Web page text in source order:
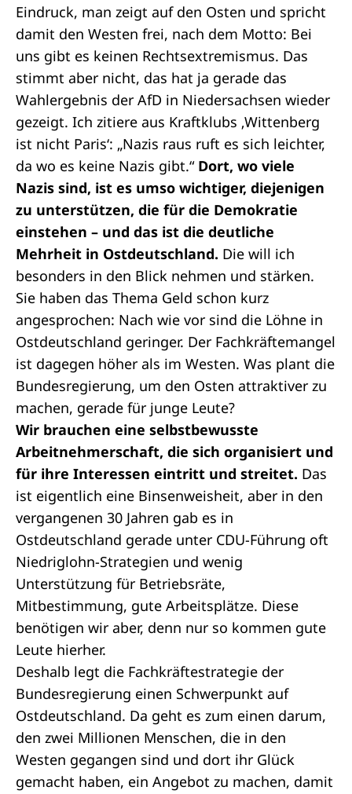
Eindruck, man zeigt auf den Osten und spricht
damit den Westen frei, nach dem Motto: Bei
uns gibt es keinen Rechtsextremismus. Das
stimmt aber nicht, das hat ja gerade das
Wahlergebnis der AfD in Niedersachsen wieder
gezeigt. Ich zitiere aus Kraftklubs ‚Wittenberg
ist nicht Paris‘: „Nazis raus ruft es sich leichter,
da wo es keine Nazis gibt.“ Dort, wo viele
Nazis sind, ist es umso wichtiger, diejenigen
zu unterstützen, die für die Demokratie
einstehen – und das ist die deutliche
Mehrheit in Ostdeutschland. Die will ich
besonders in den Blick nehmen und stärken.
Sie haben das Thema Geld schon kurz
angesprochen: Nach wie vor sind die Löhne in
Ostdeutschland geringer. Der Fachkräftemangel
ist dagegen höher als im Westen. Was plant die
Bundesregierung, um den Osten attraktiver zu
machen, gerade für junge Leute?
Wir brauchen eine selbstbewusste
Arbeitnehmerschaft, die sich organisiert und
für ihre Interessen eintritt und streitet. Das
ist eigentlich eine Binsenweisheit, aber in den
vergangenen 30 Jahren gab es in
Ostdeutschland gerade unter CDU-Führung oft
Niedriglohn-Strategien und wenig
Unterstützung für Betriebsräte,
Mitbestimmung, gute Arbeitsplätze. Diese
benötigen wir aber, denn nur so kommen gute
Leute hierher.
Deshalb legt die Fachkräftestrategie der
Bundesregierung einen Schwerpunkt auf
Ostdeutschland. Da geht es zum einen darum,
den zwei Millionen Menschen, die in den
Westen gegangen sind und dort ihr Glück
gemacht haben, ein Angebot zu machen, damit